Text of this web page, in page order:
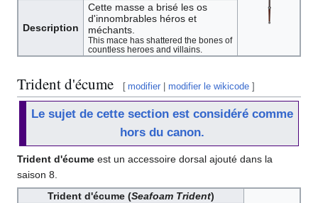
Description
Cette masse a brisé les os
d'innombrables héros et
méchants.
This mace has shattered the bones of
countless heroes and villains.
Trident d'écume [ modifier |modifier le wikicode ]
Le sujet de cette section est considéré comme
hors du canon.
Trident d'écume est un accessoire dorsal ajouté dans la
saison 8.
Trident d'écume (Seafoam Trident)